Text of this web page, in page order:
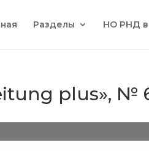
Разделы НО РНД в
plus», №